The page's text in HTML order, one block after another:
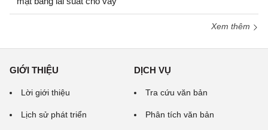
Xem thêm
GIỚI THIỆU
Lời giới thiệu
Lịch sử phát triển
DỊCH VỤ
Tra cứu văn bản
Phân tích văn bản